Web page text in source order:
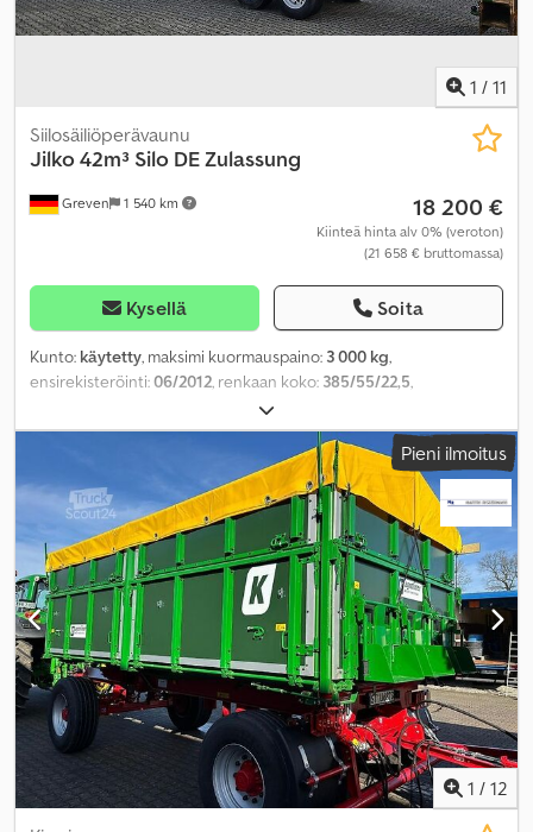
1 / 11
Greven 1 540 km
Siilosäiliöperävaunu
Jilko42m³ Silo DE Zulassung
18 200 €
Kiinteä hinta alv 0% (veroton)
(21 658 € bruttomassa)
Kysellä Soita
Kunto: käytetty, maksimi kuormauspaino: 3 000 kg,
ensirekisteröinti:06/2012, renkaan koko: 385/55/22,5,
Pieni ilmoitus
1 / 12